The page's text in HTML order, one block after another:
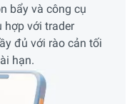
bẩy và công cụ
hợp với trader
đủ với rào cản tối
hạn.